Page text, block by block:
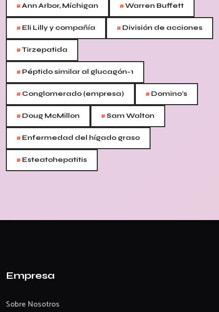
#Ann Arbor, Míchigan #Warren Buffett
# Eli Lilly y compañía # División de acciones
#Tirzepatida
# Péptido similar al glucagón-1
# Conglomerado (empresa) # Domino's
# Doug McMillon #Sam Walton
# Enfermedad del hígado graso
# Esteatohepatitis
Empresa
Sobre Nosotros